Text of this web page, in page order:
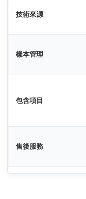
技術來源
樣本管理
包含項目
售後服務